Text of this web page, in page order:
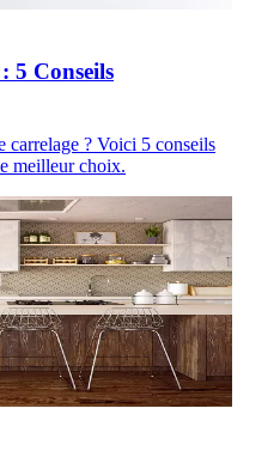
5 Conseils
carrelage ? Voici 5 conseils
meilleur choix.